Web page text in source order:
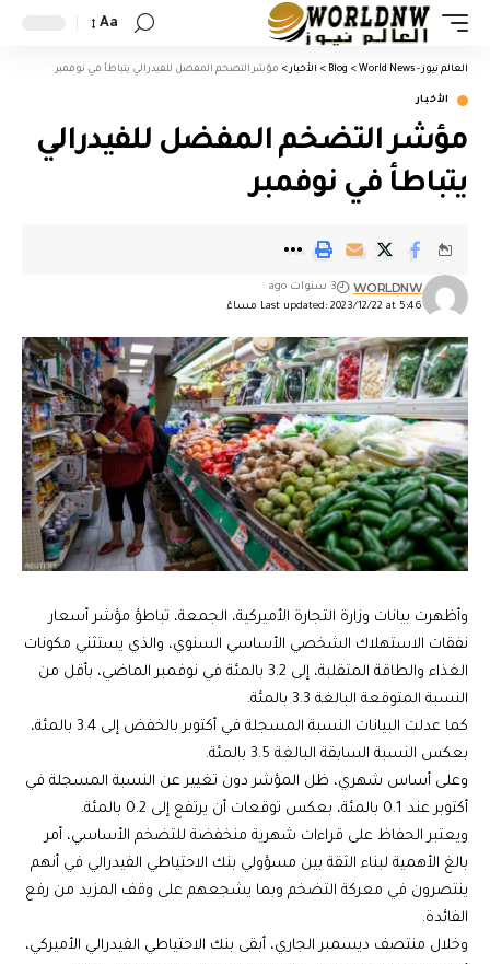
Aa
العالم نيوز - World News >
Blog
> الأخبار > مؤشر التضخم المفضل للفيدرالي يتباطأ في نوفمبر
الأخبار
مؤشر التضخم المفضل للفيدرالي
يتباطأ في نوفمبر
Last updated: 2023/12/22 at 5:46 مساءً
WORLDNW 3 سنوات ago
وأظهرت بيانات وزارة التجارة الأميركية، الجمعة، تباطؤ مؤشر أسعار
نفقات الاستهلاك الشخصي الأساسي السنوي، والذي يستثني مكونات
الغذاء والطاقة المتقلبة، إلى 3.2 بالمئة في نوفمبر الماضي، بأقل من
النسبة المتوقعة البالغة 3.3 بالمئة.
كما عدلت البيانات النسبة المسجلة في أكتوبر بالخفض إلى 3.4 بالمئة،
بعكس النسبة السابقة البالغة 3.5 بالمئة.
وعلى أساس شهري، ظل المؤشر دون تغيير عن النسبة المسجلة في
أكتوبر عند 0.1 بالمئة، بعكس توقعات أن يرتفع إلى 0.2 بالمئة.
ويعتبر الحفاظ على قراءات شهرية منخفضة للتضخم الأساسي، أمر
بالغ الأهمية لبناء الثقة بين مسؤولي بنك الاحتياطي الفيدرالي في أنهم
ينتصرون في معركة التضخم وبما يشجعهم على وقف المزيد من رفع
الفائدة.
وخلال منتصف ديسمبر الجاري، أبقى بنك الاحتياطي الفيدرالي الأميركي،